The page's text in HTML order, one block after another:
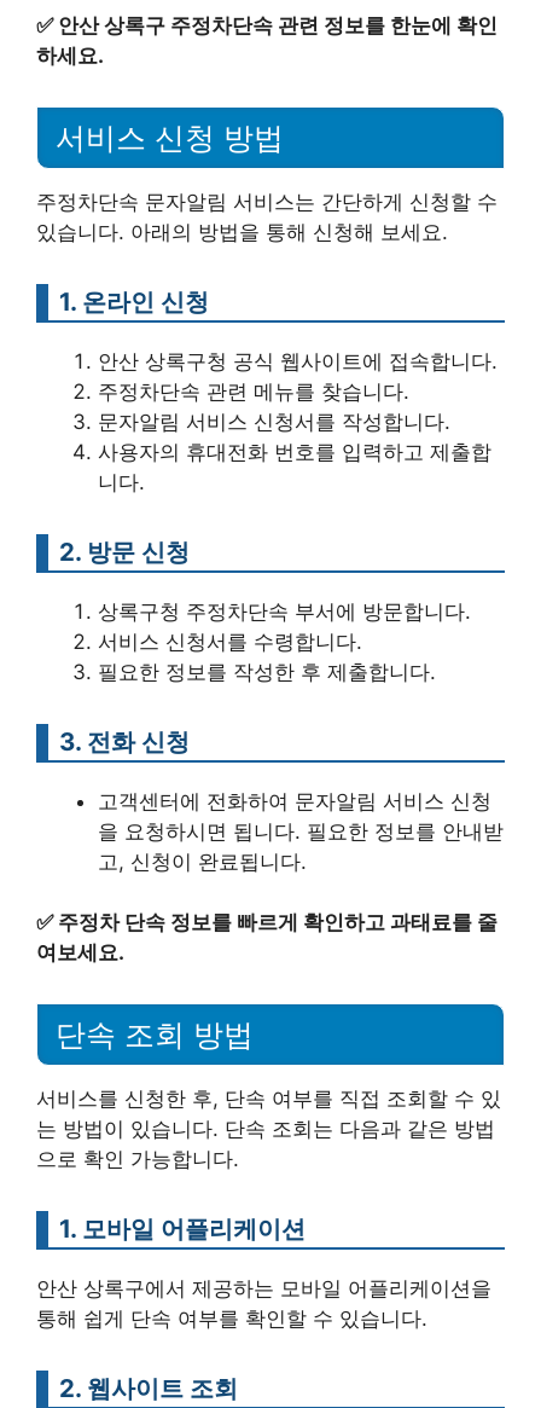
✅ 안산 상록구 주정차단속 관련 정보를 한눈에 확인
하세요.
서비스 신청 방법
주정차단속 문자알림 서비스는 간단하게 신청할 수
있습니다. 아래의 방법을 통해 신청해 보세요.
1. 온라인 신청
안산 상록구청 공식 웹사이트에 접속합니다.
주정차단속 관련 메뉴를 찾습니다.
문자알림 서비스 신청서를 작성합니다.
사용자의 휴대전화 번호를 입력하고 제출합
니다.
2. 방문 신청
상록구청 주정차단속 부서에 방문합니다.
서비스 신청서를 수령합니다.
필요한 정보를 작성한 후 제출합니다.
3. 전화 신청
고객센터에 전화하여 문자알림 서비스 신청
을 요청하시면 됩니다. 필요한 정보를 안내받
고, 신청이 완료됩니다.
✅ 주정차 단속 정보를 빠르게 확인하고 과태료를 줄
여보세요.
단속 조회 방법
서비스를 신청한 후, 단속 여부를 직접 조회할 수 있
는 방법이 있습니다. 단속 조회는 다음과 같은 방법
으로 확인 가능합니다.
1. 모바일 어플리케이션
안산 상록구에서 제공하는 모바일 어플리케이션을
통해 쉽게 단속 여부를 확인할 수 있습니다.
2. 웹사이트 조회